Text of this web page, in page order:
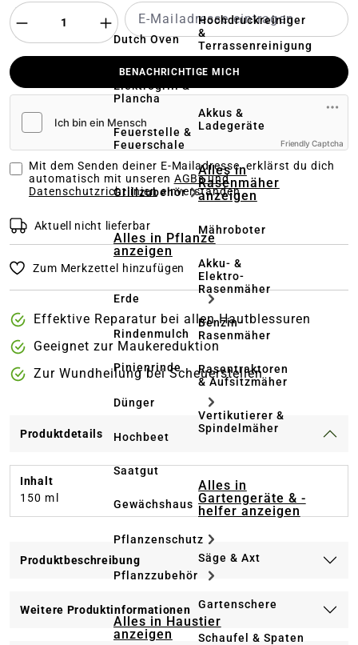
Dutch Oven
Elektrogrill &
Plancha
Feuerstelle &
Feuerschale
Grillzubehör
Alles in Pflanze
anzeigen
Erde
Rindenmulch
Pinienrinde
Dünger
Hochbeet
Saatgut
Gewächshaus
Pflanzenschutz
Pflanzzubehör
Alles in Haustier
anzeigen
Hochdruckreiniger
&
Terrassenreinigung
Kehrmaschinen
Akkus &
Ladegeräte
Alles in
Rasenmäher
anzeigen
Mähroboter
Akku- &
Elektro-
Rasenmäher
Benzin-
Rasenmäher
Rasentraktoren
& Aufsitzmäher
Vertikutierer &
Spindelmäher
Alles in
Gartengeräte & -
helfer anzeigen
Säge & Axt
Gartenschere
Schaufel & Spaten
BENACHRICHTIGE MICH
Friendly Captcha
Mit dem Senden deiner E-Mailadresse, erklärst du dich
automatisch mit unseren AGBs und
Datenschutzrichtlinieneinverstanden
Aktuell nicht lieferbar
Zum Merkzettel hinzufügen
Effektive Reparatur bei allen Hautblessuren
Geeignet zur Maukereduktion
Zur Wundheilung bei Scheuerstellen
Produktdetails
Inhalt
150 ml
Produktbeschreibung
Weitere Produktinformationen